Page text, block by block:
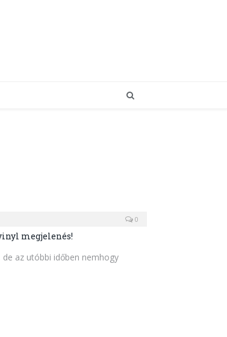
0
megjelenés!
az utóbbi időben nemhogy